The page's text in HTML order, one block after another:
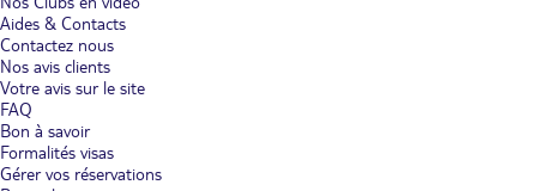
Aides & Contacts
Contactez nous
Nos avis clients
Votre avis sur le site
FAQ
Bon à savoir
Formalités visas
Gérer vos réservations